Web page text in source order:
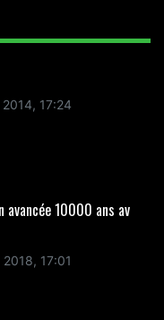
17:24
avancée 10000 ans av
17:01